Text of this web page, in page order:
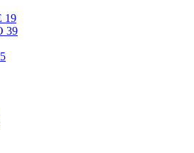
19
39